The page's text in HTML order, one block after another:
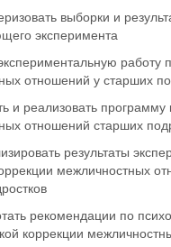
выборки и
эксперимента
работу
отношений у старших
и реализовать программу
отношений старших
результаты
межличностных
рекомендации по
коррекции